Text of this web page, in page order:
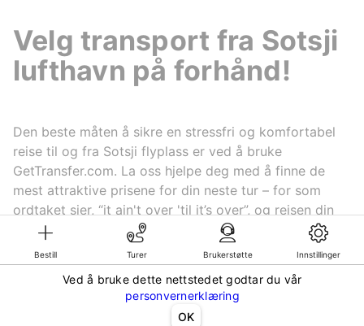
Bestill Turer Brukerstøtte Innstillinger
Ved å bruke dette nettstedet godtar du vår
personvernerklæring
OK
Velg transport fra Sotsji
lufthavn på forhånd!
Den beste måten å sikre en stressfri og komfortabel
reise til og fra Sotsji flyplass er ved å bruke
GetTransfer.com. La oss hjelpe deg med å finne de
mest attraktive prisene for din neste tur – for som
ordtaket sier, “it ain't over 'til it’s over”, og reisen din
fortjener en perfekt start!
©KG GLOBAL LIMITED. GetTransfer® is trademark of KG GLOBAL LIMITED.
All rights reserved.